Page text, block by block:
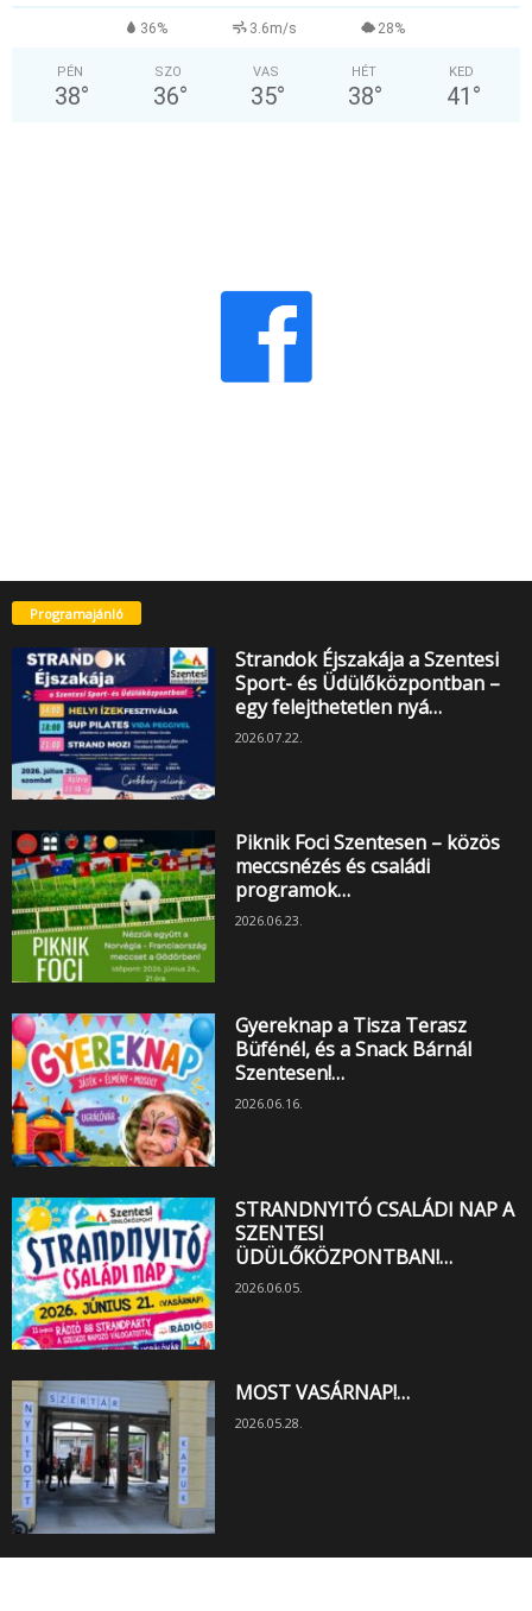
36% 3.6m/s 28%
PÉN
38°
SZO
36°
VAS
35°
HÉT
38°
KED
41 °
Programajánló
Strandok Éjszakája a Szentesi
Sport- és Üdülőközpontban –
egy felejthetetlen nyá…
2026.07.22.
Piknik Foci Szentesen – közös
meccsnézés és családi
programok…
2026.06.23.
Gyereknap a Tisza Terasz
Büfénél, és a Snack Bárnál
Szentesen!…
2026.06.16.
STRANDNYITÓ CSALÁDI NAP A
SZENTESI
ÜDÜLŐKÖZPONTBAN!…
2026.06.05.
MOST VASÁRNAP!…
2026.05.28.